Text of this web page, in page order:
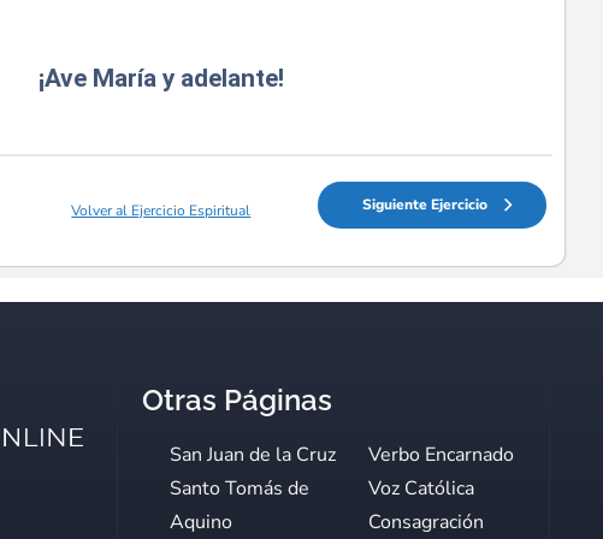
¡Ave María y adelante!
Volver al Ejercicio Espiritual Siguiente Ejercicio
Otras Páginas
San Juan de la Cruz
Santo Tomás de
Aquino
Verbo Encarnado
Voz Católica
Consagración